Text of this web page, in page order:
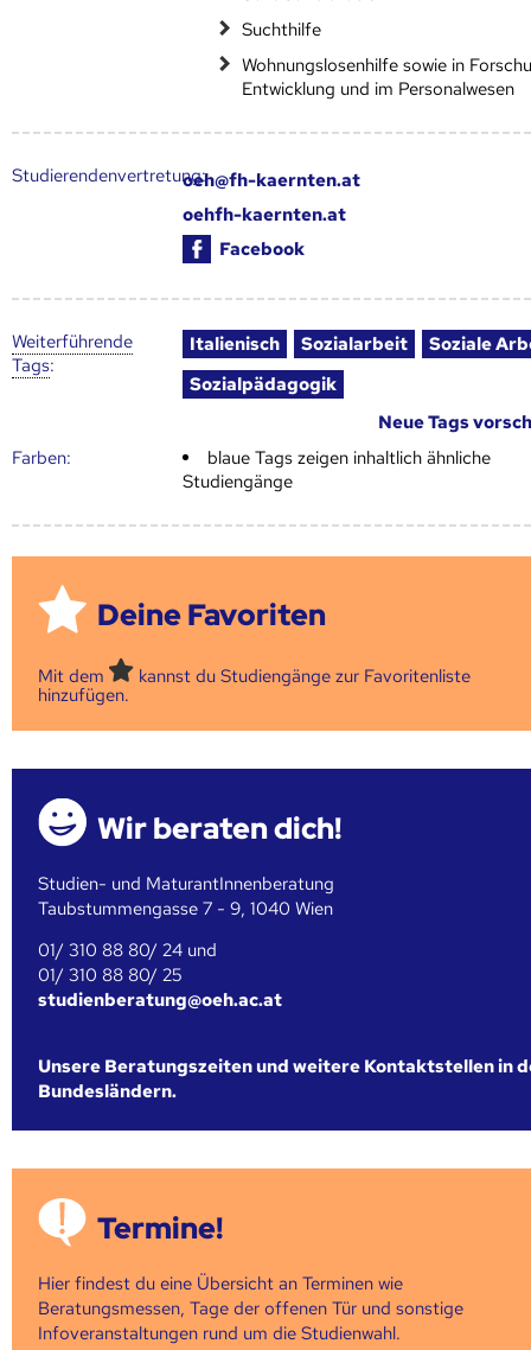
Suchthilfe
Wohnungslosenhilfe sowie in
Entwicklung und im Personalwesen
Studierendenvertretung:oeh@fh-kaernten.at
oehfh-kaernten.at
Facebook
Weiter­führende
Tags:
Italienisch Sozialarbeit
Soziale
Sozialpädagogik
Neue Tags
Farben:
blaue Tags zeigen inhaltlich ähnliche
Studiengänge
Deine Favoriten
Mit dem
kannst du Studiengänge zur Favoritenliste
hinzufügen.
Wir beraten dich!
Studien- und MaturantInnenberatung
Taubstummengasse 7 - 9, 1040 Wien
01/ 310 88 80/ 24 und
01/ 310 88 80/ 25
studienberatung@oeh.ac.at
Unsere Beratungszeiten und weitere Kontaktstellen in
Bundesländern.
Termine!
Hier findest du eine Übersicht an Terminen wie
Beratungsmessen, Tage der offenen Tür und sonstige
Infoveranstaltungen rund um die Studienwahl.